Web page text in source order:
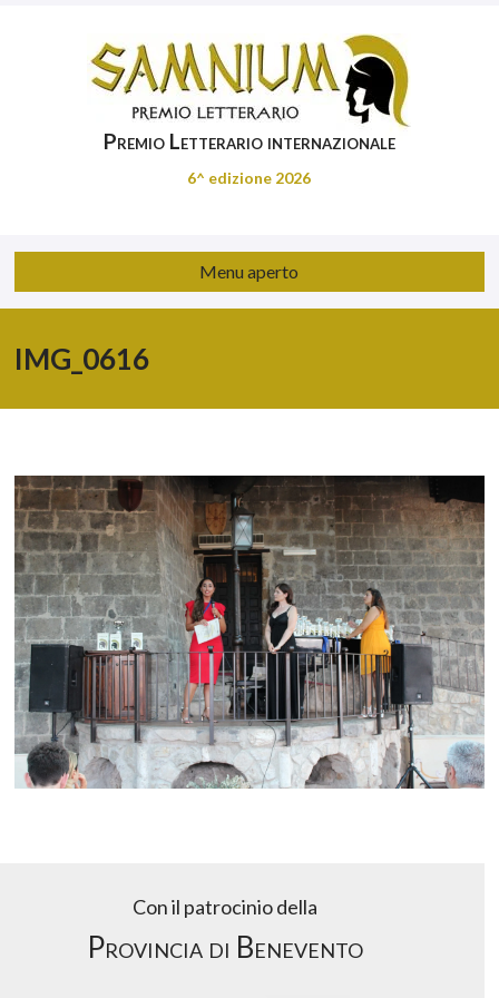
Premio Letterario internazionale
6^ edizione 2026
Menu aperto
IMG_0616
Con il patrocinio della
Provincia di Benevento